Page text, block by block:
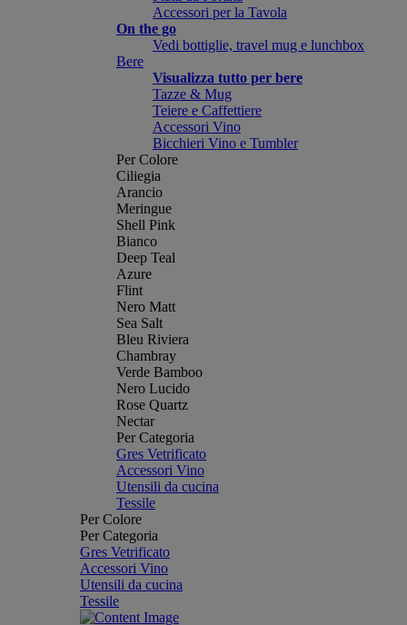
Accessori per la Tavola
On the go
Vedi bottiglie, travel mug e lunchbox
Bere
Visualizza tutto per bere
Tazze & Mug
Teiere e Caffettiere
Accessori Vino
Bicchieri Vino e Tumbler
Per Colore
Ciliegia
Arancio
Meringue
Shell Pink
Bianco
Deep Teal
Azure
Flint
Nero Matt
Sea Salt
Bleu Riviera
Chambray
Verde Bamboo
Nero Lucido
Rose Quartz
Nectar
Per Categoria
Gres Vetrificato
Accessori Vino
Utensili da cucina
Tessile
Per Colore
Per Categoria
Gres Vetrificato
Accessori Vino
Utensili da cucina
Tessile